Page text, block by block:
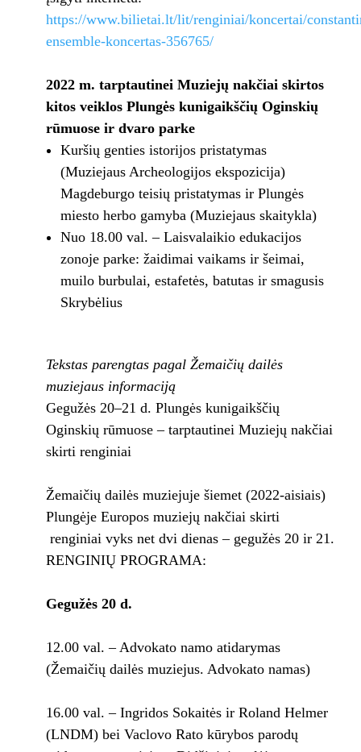
https://www.bilietai.lt/lit/renginiai/koncertai/
ensemble-koncertas-356765/
2022 m. tarptautinei Muziejų nakčiai skirtos
kitos veiklos Plungės kunigaikščių Oginskių
rūmuose ir dvaro parke
Kuršių genties istorijos pristatymas
(Muziejaus Archeologijos ekspozicija)
Magdeburgo teisių pristatymas ir Plungės
miesto herbo gamyba (Muziejaus skaitykla)
Nuo 18.00 val. – Laisvalaikio edukacijos
zonoje parke: žaidimai vaikams ir šeimai,
muilo burbulai, estafetės, batutas ir smagusis
Skrybėlius
Tekstas parengtas pagal Žemaičių dailės
muziejaus informaciją
Gegužės 20–21 d. Plungės kunigaikščių
Oginskių rūmuose – tarptautinei Muziejų nakčiai
skirti renginiai
Žemaičių dailės muziejuje šiemet (2022-aisiais)
Plungėje Europos muziejų nakčiai skirti
renginiai vyks net dvi dienas – gegužės 20 ir 21.
RENGINIŲ PROGRAMA:
Gegužės 20 d.
12.00 val. – Advokato namo atidarymas
(Žemaičių dailės muziejus. Advokato namas)
16.00 val. – Ingridos Sokaitės ir Roland Helmer
(LNDM) bei Vaclovo Rato kūrybos parodų